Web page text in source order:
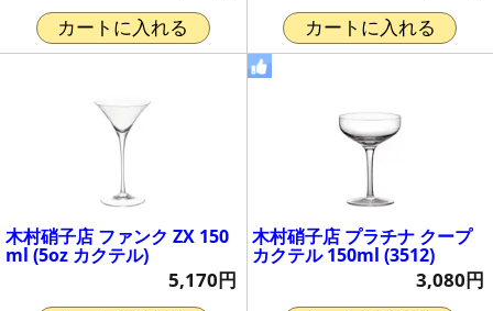
カートに入れる カートに入れる
木村硝子店 ファンク ZX 150
ml (5oz カクテル)
5,170円
木村硝子店 プラチナ クープ
カクテル 150ml (3512)
3,080円